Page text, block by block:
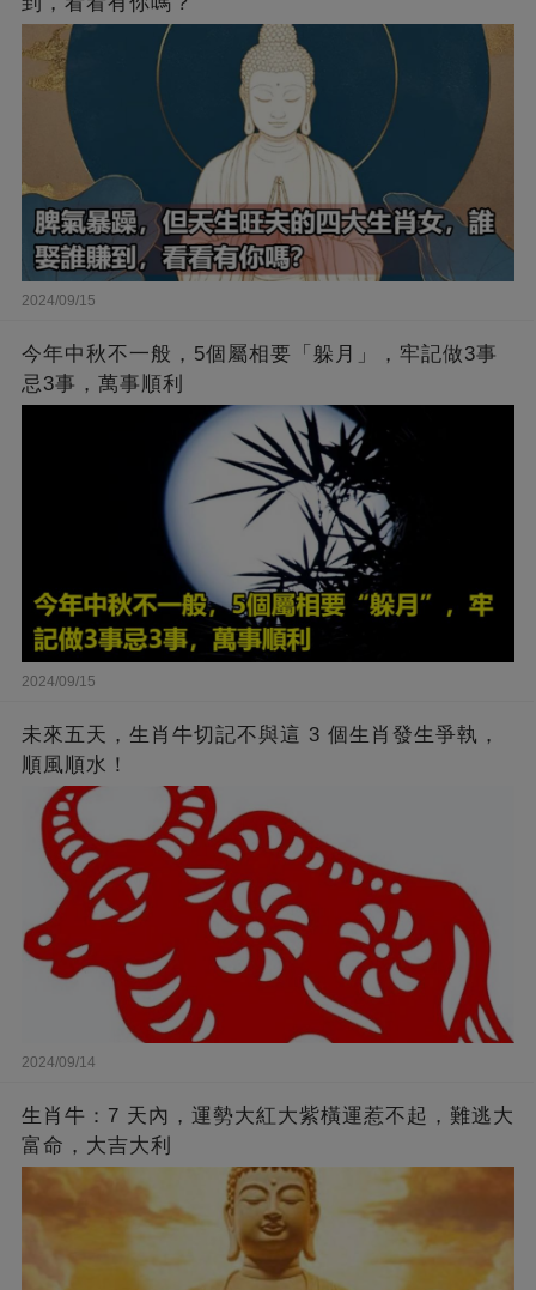
2024/09/15
今年中秋不一般，5個屬相要「躲月」，牢記做3事
忌3事，萬事順利
2024/09/15
未來五天，生肖牛切記不與這 3 個生肖發生爭執，
順風順水！
2024/09/14
生肖牛：7 天內，運勢大紅大紫橫運惹不起，難逃大
富命，大吉大利